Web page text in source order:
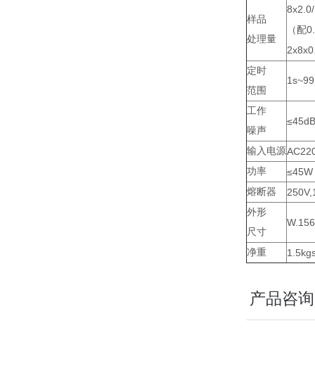
样品
处理量
（配
定时
范围
工作
噪声
≤45dB
输入电源
功率 ≤45W
熔断器
外形
尺寸
净重
产品咨询